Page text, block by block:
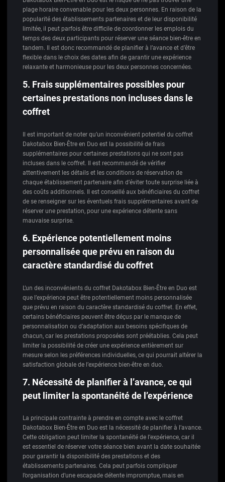
plage horaire convenable pour les deux personnes. En raison de la
popularité des établissements partenaires et de leur disponibilité
limitée, il peut parfois être difficile de coordonner les emplois du
temps des deux participants pour réserver une séance bien-être en
tandem. Il est donc recommandé de planifier à l’avance et d’être
flexible dans le choix des dates afin de garantir une expérience
relaxante et harmonieuse pour les deux personnes concernées.
5. Frais supplémentaires possibles pour
certaines prestations non incluses dans le
coffret
Il est important de noter qu’un inconvénient potentiel du coffret
Dakotabox Bien-Être en Duo est la possibilité de frais
supplémentaires pour certaines prestations qui ne sont pas
incluses dans le coffret. Il est recommandé de vérifier
attentivement les détails et les conditions de réservation de
chaque établissement partenaire afin d’éviter toute surprise liée à
des coûts additionnels. Il est conseillé aux bénéficiaires du coffret
de se renseigner sur les éventuels frais supplémentaires avant de
réserver une prestation, pour une expérience détente sans
mauvaise surprise.
6. Expérience potentiellement moins
personnalisée que prévu en raison du
caractère standardisé du coffret
L’un des inconvénients du coffret Dakotabox Bien-Être en Duo est
que l’expérience peut être potentiellement moins personnalisée
que prévu en raison du caractère standardisé du coffret. En effet,
certains bénéficiaires peuvent être déçus par le manque de
personnalisation ou d’adaptation aux besoins spécifiques de
chacun, car les prestations proposées sont préétablies. Cela peut
limiter la possibilité de créer une expérience entièrement sur
mesure selon les préférences individuelles, ce qui pourrait altérer la
satisfaction globale de l’expérience bien-être en duo.
7. Nécessité de planifier à l’avance, ce qui
peut limiter la spontanéité de l’expérience
La principale contrainte à prendre en compte avec le coffret
Dakotabox Bien-Être en Duo est la nécessité de planifier à l’avance.
Cette obligation peut limiter la spontanéité de l’expérience, car il
est essentiel de réserver votre séance bien avant la date souhaitée
pour garantir la disponibilité des prestations et des
établissements partenaires. Cela peut parfois compliquer
l’organisation d’une escapade détente impromptue, mais en